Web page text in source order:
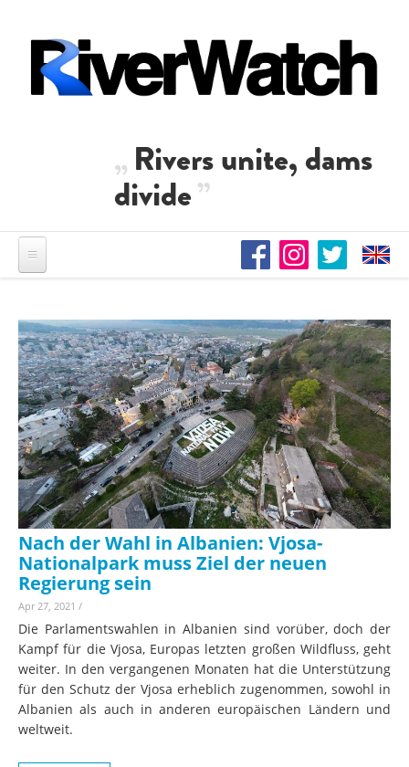
Rivers unite, dams
divide
Nach der Wahl in Albanien: Vjosa-
Nationalpark muss Ziel der neuen
Regierung sein
Apr 27, 2021 /
Die Parlamentswahlen in Albanien sind vorüber, doch der
Kampf für die Vjosa, Europas letzten großen Wildfluss, geht
weiter. In den vergangenen Monaten hat die Unterstützung
für den Schutz der Vjosa erheblich zugenommen, sowohl in
Albanien als auch in anderen europäischen Ländern und
weltweit.